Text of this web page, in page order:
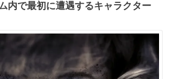
内で最初に遭遇するキャラクター